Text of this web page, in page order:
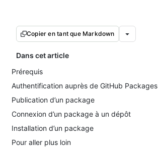
Copier en tant que Markdown
Dans cet article
Prérequis
Authentification auprès de GitHub Packages
Publication d’un package
Connexion d’un package à un dépôt
Installation d’un package
Pour aller plus loin